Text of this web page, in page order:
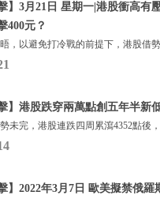
】3月21日 星期一|港股衝高有
400元？
，以避免打冷戰的前提下，港股借
】港股跌穿兩萬點創五年半新
未完，港股連跌四周累瀉4352點後
】2022年3月7日 歐美擬禁俄